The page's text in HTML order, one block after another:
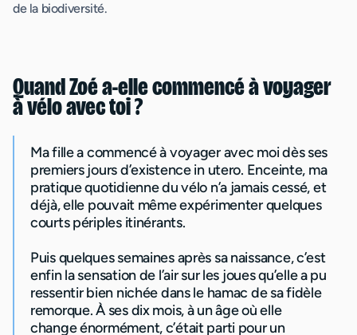
de la biodiversité.
Quand Zoé a-elle commencé à voyager
à vélo avec toi ?
Ma fille a commencé à voyager avec moi dès ses
premiers jours d’existence in utero. Enceinte, ma
pratique quotidienne du vélo n’a jamais cessé, et
déjà, elle pouvait même expérimenter quelques
courts périples itinérants.
Puis quelques semaines après sa naissance, c’est
enfin la sensation de l’air sur les joues qu’elle a pu
ressentir bien nichée dans le hamac de sa fidèle
remorque. À ses dix mois, à un âge où elle
change énormément, c’était parti pour un